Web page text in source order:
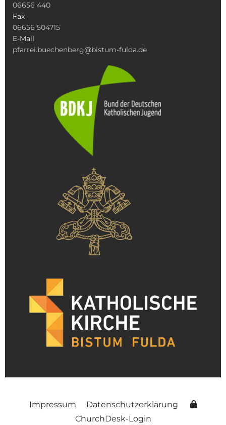
06656 440
Fax
06656 504715
E-Mail
pfarrei.buechenberg@bistum-fulda.de
Impressum
Datenschutzerklärung
ChurchDesk-Login